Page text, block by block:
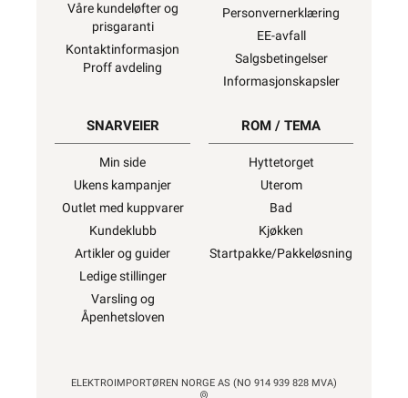
Våre kundeløfter og
prisgaranti
Kontaktinformasjon
Proff avdeling
Personvernerklæring
EE-avfall
Salgsbetingelser
Informasjonskapsler
SNARVEIER
Min side
Ukens kampanjer
Outlet med kuppvarer
Kundeklubb
Artikler og guider
Ledige stillinger
Varsling og
Åpenhetsloven
ROM / TEMA
Hyttetorget
Uterom
Bad
Kjøkken
Startpakke/Pakkeløsning
ELEKTROIMPORTØREN NORGE AS (NO 914 939 828 MVA)